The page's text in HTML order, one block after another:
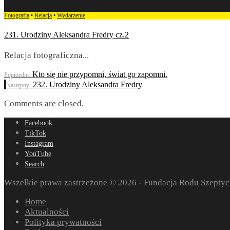
Fotografia • Relacja • Wydarzenie
231. Urodziny Aleksandra Fredry cz.2
Relacja fotograficzna...
Poprzedni: Kto się nie przypomni, świat go zapomni.
Następny: 232. Urodziny Aleksandra Fredry
Comments are closed.
Facebook
TikTok
Instagram
YouTube
Search
Wszelkie prawa zastrzeżone © 2026 - Fundacja Rodu
Home
Aktualności
Polityka prywatności